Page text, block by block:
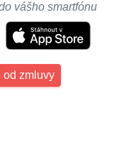
vášho smartfónu
od zmluvy